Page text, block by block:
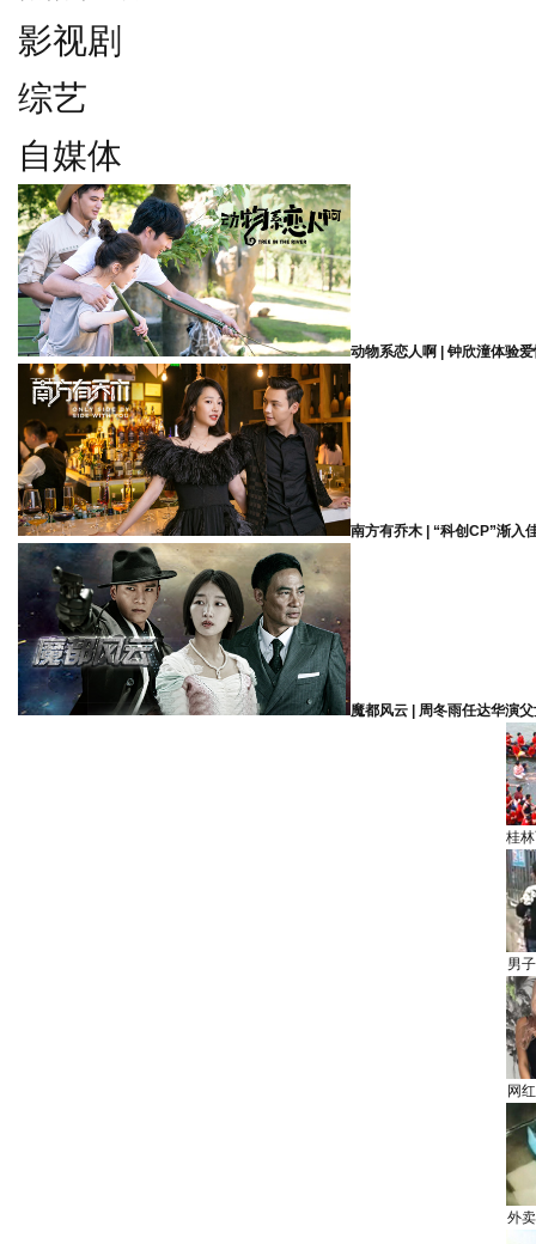
影视剧
综艺
自媒体
动物系恋人啊 | 钟欣潼体验
南方有乔木 | “科创CP”渐入
魔都风云 | 周冬雨任达华演
桂
男
网
外